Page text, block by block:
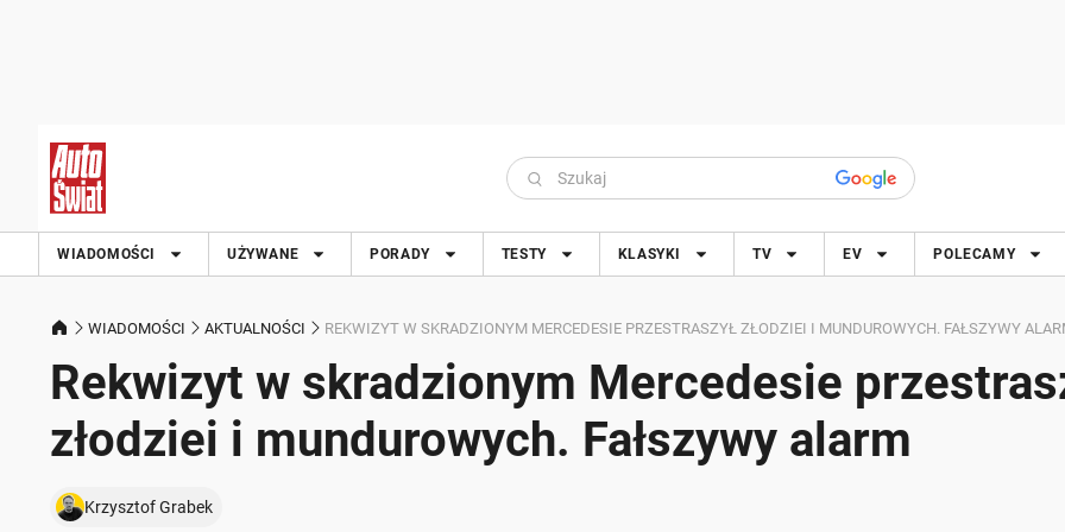
WIADOMOŚCI UŻYWANE PORADY TESTY KLASYKI TV EV POLECAMY
WIADOMOŚCI AKTUALNOŚCI REKWIZYT W SKRADZIONYM MERCEDESIE PRZESTRASZYŁ ZŁODZIEI I MUNDUROWYCH. FAŁSZYWY
Rekwizyt w skradzionym Mercedesie
złodziei i mundurowych. Fałszywy alarm
Krzysztof Grabek